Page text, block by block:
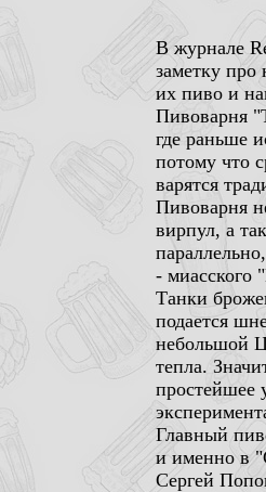
В журнале
заметку
их пиво и
Пивоварня
где раньше
потому что
варятся
Пивоварня
вирпул, а
- миасского
Танки
подается
небольшой
тепла.
простейшее
Главный
и именно в
Сергей